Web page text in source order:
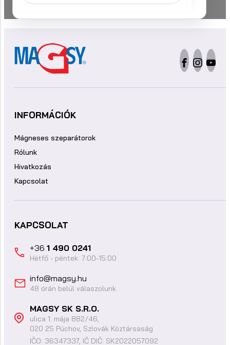
INFORMÁCIÓK
Mágneses szeparátorok
Rólunk
Hivatkozás
Kapcsolat
KAPCSOLAT
+36 1 490 0241
Hétfő - péntek: 7:00-15:00
info@magsy.hu
48 órán belül válaszolunk
MAGSY SK S.R.O.
ulica 1. mája 882/46,
020 25 Púchov, Szlovák Köztársaság
IČO: 36347337, IČ DIČ: SK2022057092